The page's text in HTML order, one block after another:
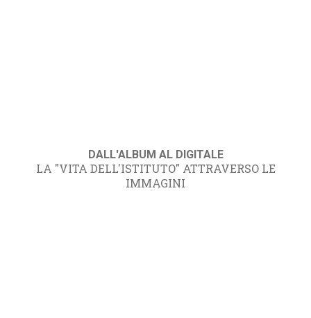
DALL'ALBUM AL DIGITALE
LA "VITA DELL'ISTITUTO" ATTRAVERSO LE
IMMAGINI